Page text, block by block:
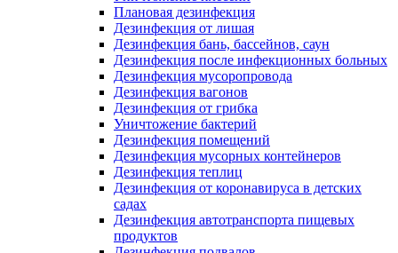
Плановая дезинфекция
Дезинфекция от лишая
Дезинфекция бань, бассейнов, саун
Дезинфекция после инфекционных больных
Дезинфекция мусоропровода
Дезинфекция вагонов
Дезинфекция от грибка
Уничтожение бактерий
Дезинфекция помещений
Дезинфекция мусорных контейнеров
Дезинфекция теплиц
Дезинфекция от коронавируса в детских
садах
Дезинфекция автотранспорта пищевых
продуктов